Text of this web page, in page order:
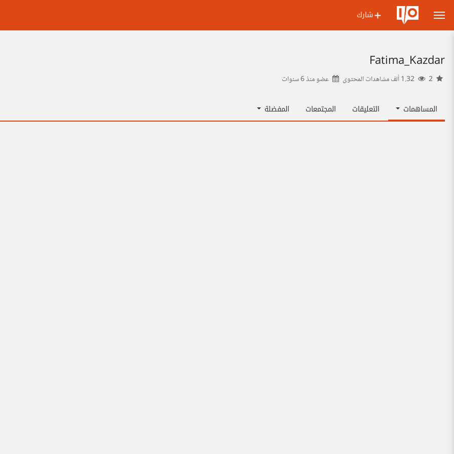
شارك
Fatima_Kazdar
عضو منذ6 سنوات
المساهمات التعليقات المجتمعات المفضلة